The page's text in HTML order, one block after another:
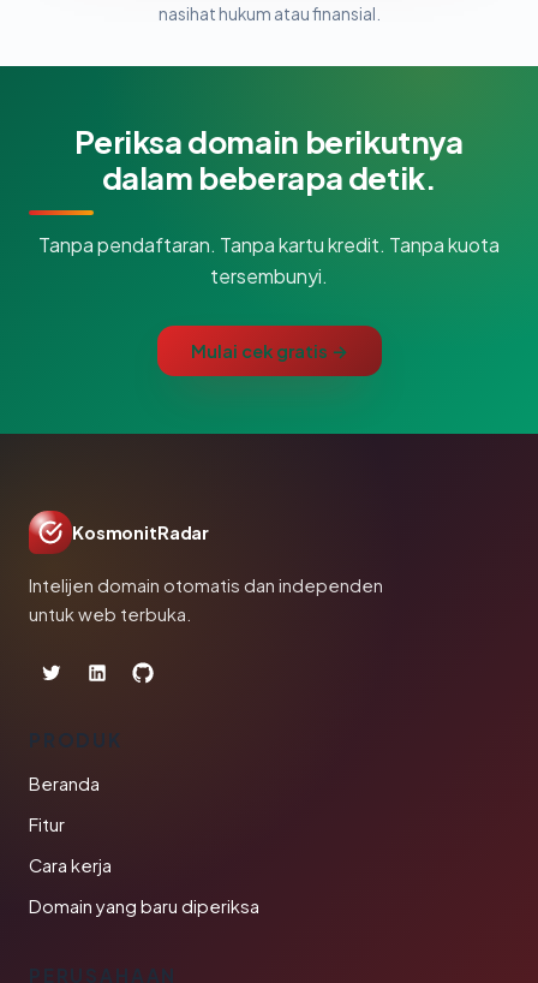
nasihat hukum atau finansial.
Periksa domain berikutnya
dalam beberapa detik.
Tanpa pendaftaran. Tanpa kartu kredit. Tanpa kuota
tersembunyi.
Mulai cek gratis →
KosmonitRadar
Intelijen domain otomatis dan independen
untuk web terbuka.
PRODUK
Beranda
Fitur
Cara kerja
Domain yang baru diperiksa
PERUSAHAAN